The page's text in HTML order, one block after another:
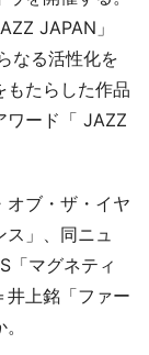
JAPAN」
なる活性化を
もたらした作品
ワード「 JAZZ
ブ・ザ・イヤ
」、同ニュ
「マグネティ
井上銘「ファー